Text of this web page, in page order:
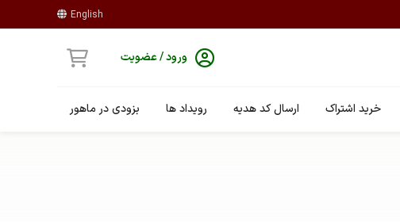
English
ورود / عضویت
خرید اشتراک ارسال کد هدیه رویداد ها بزودی در ماهور